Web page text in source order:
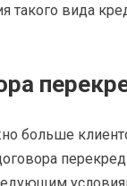
вида
больше